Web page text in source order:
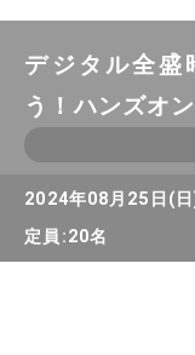
デジタル全盛
う！ハンズオ
2024年08月25日(
定員:20名